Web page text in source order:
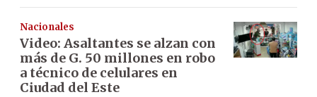
Nacionales
Video: Asaltantes se alzan con
más de G. 50 millones en robo
a técnico de celulares en
Ciudad del Este